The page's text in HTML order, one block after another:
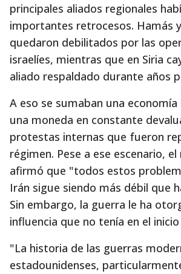
principales aliados regionales
importantes retrocesos. Hamás
quedaron debilitados por las
israelíes, mientras que en Siria
aliado respaldado durante años
A eso se sumaban una
una moneda en constante
protestas internas que fueron
régimen. Pese a ese escenario,
afirmó que "todos estos
Irán sigue siendo más débil que
Sin embargo, la guerra le ha
influencia que no tenía en el
"La historia de las guerras
estadounidenses,